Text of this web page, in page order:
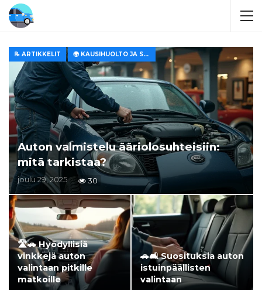
📝 ARTIKKELIT 🌍 KAUSIHUOLTO JA SÄILYTYS
Auton valmistelu ääriolosuhteisiin:
mitä tarkistaa?
joulu 29, 2025 30
🛣️🚗 Hyödyllisiä
vinkkejä auton
valintaan pitkille
matkoille
🚗🛋️ Suosituksia auton
istuinpäällisten
valintaan